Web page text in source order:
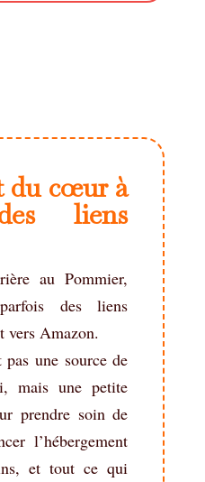
du cœur à
liens
au Pommier,
des liens
vers Amazon.
une source de
mais une petite
prendre soin de
l’hébergement
et tout ce qui